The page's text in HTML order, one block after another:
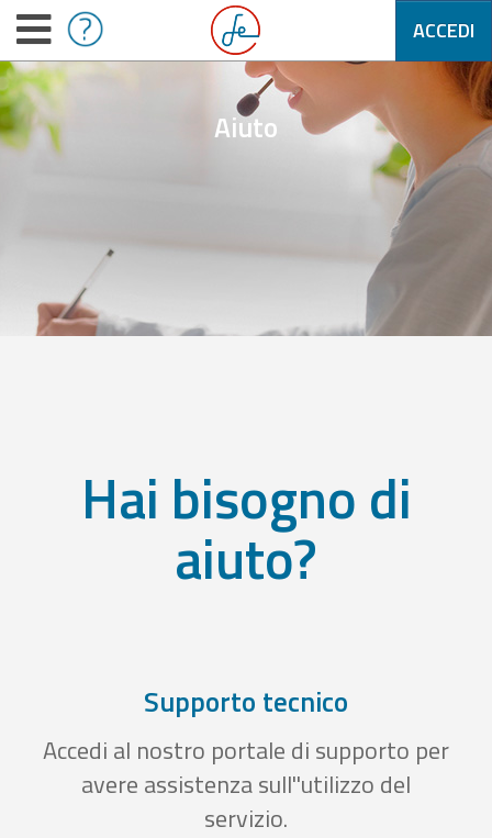
ACCEDI
Aiuto
Hai bisogno di
aiuto?
Supporto tecnico
Accedi al nostro portale di supporto per
avere assistenza sull''utilizzo del
servizio.